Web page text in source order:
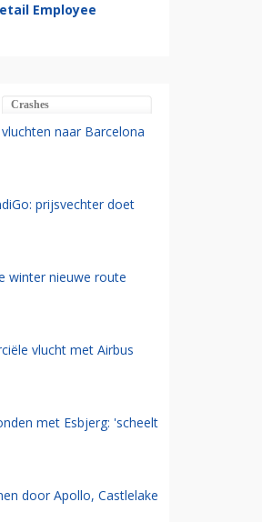
Employee
Crashes
naar Barcelona
prijsvechter doet
winter nieuwe route
vlucht met Airbus
met Esbjerg: 'scheelt
door Apollo, Castlelake